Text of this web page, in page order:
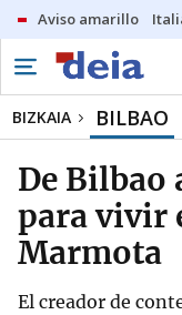
Aviso amarillo
BIZKAIA BILBAO
De Bilbao
para vivir
Marmota
El creador de